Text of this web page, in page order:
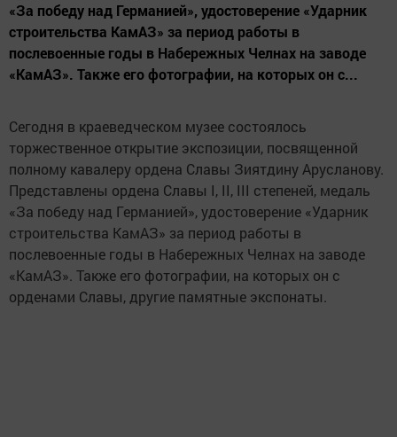
«За победу над Германией», удостоверение «Ударник
строительства КамАЗ» за период работы в
послевоенные годы в Набережных Челнах на заводе
«КамАЗ». Также его фотографии, на которых он с...
Сегодня в краеведческом музее состоялось
торжественное открытие экспозиции, посвященной
полному кавалеру ордена Славы Зиятдину Арусланову.
Представлены ордена Славы I, II, III степеней, медаль
«За победу над Германией», удостоверение «Ударник
строительства КамАЗ» за период работы в
послевоенные годы в Набережных Челнах на заводе
«КамАЗ». Также его фотографии, на которых он с
орденами Славы, другие памятные экспонаты.